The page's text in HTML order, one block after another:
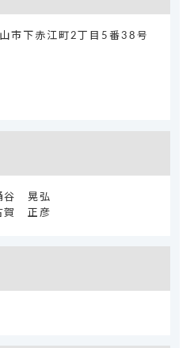
下赤江町2丁目5番38号
谷 晃弘
賀 正彦